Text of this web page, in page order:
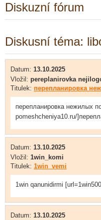
Diskuzní fórum
Diskusní téma:
Datum: 13.10.2025
Vložil: pereplanirovka
Titulek: перепланировка
перепланировка нежилых
pomeshcheniya10.ru/
Datum: 13.10.2025
Vložil: 1win_komi
Titulek: 1win_vemi
1win qanunidirmi
Datum: 13.10.2025